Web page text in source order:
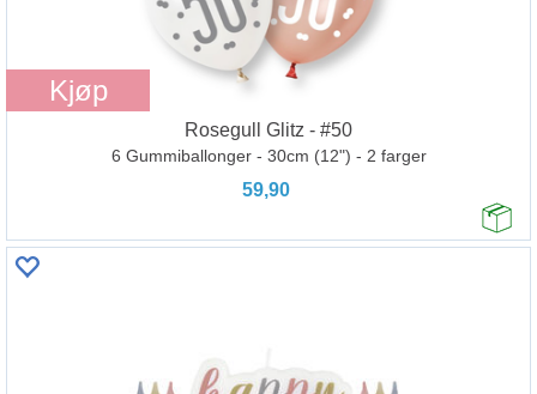
Kjøp
Rosegull Glitz - #50
6 Gummiballonger - 30cm (12") - 2 farger
59,90